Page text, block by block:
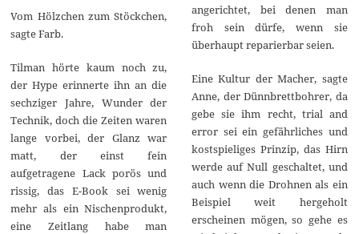
Vom Hölzchen zum Stöckchen,
sagte Farb.
Tilman hörte kaum noch zu,
der Hype erinnerte ihn an die
sechziger Jahre, Wunder der
Technik, doch die Zeiten waren
lange vorbei, der Glanz war
matt, der einst fein
aufgetragene Lack porös und
rissig, das E-Book sei wenig
mehr als ein Nischenprodukt,
eine Zeitlang habe man
angerichtet, bei denen man
froh sein dürfe, wenn sie
überhaupt reparierbar seien.
Eine Kultur der Macher, sagte
Anne, der Dünnbrettbohrer, da
gebe sie ihm recht, trial and
error sei ein gefährliches und
kostspieliges Prinzip, das Hirn
werde auf Null geschaltet, und
auch wenn die Drohnen als ein
Beispiel weit hergeholt
erscheinen mögen, so gehe es